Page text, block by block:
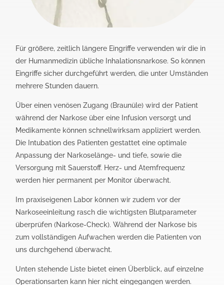
Für größere, zeitlich längere Eingriffe verwenden wir die in
der Humanmedizin übliche Inhalationsnarkose. So können
Eingriffe sicher durchgeführt werden, die unter Umständen
mehrere Stunden dauern.
Über einen venösen Zugang (Braunüle) wird der Patient
während der Narkose über eine Infusion versorgt und
Medikamente können schnellwirksam appliziert werden.
Die Intubation des Patienten gestattet eine optimale
Anpassung der Narkoselänge- und tiefe, sowie die
Versorgung mit Sauerstoff. Herz- und Atemfrequenz
werden hier permanent per Monitor überwacht.
Im praxiseigenen Labor können wir zudem vor der
Narkoseeinleitung rasch die wichtigsten Blutparameter
überprüfen (Narkose-Check). Während der Narkose bis
zum vollständigen Aufwachen werden die Patienten von
uns durchgehend überwacht.
Unten stehende Liste bietet einen Überblick, auf einzelne
Operationsarten kann hier nicht eingegangen werden.